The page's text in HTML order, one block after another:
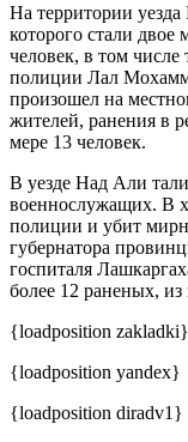
На территории
которого стали
человек, в том числе
полиции Лал
произошел на
жителей, ранения в
мере 13 человек.
В уезде Над Али
военнослужащих. В
полиции и убит
губернатора
госпиталя
более 12 раненых,
{loadposition zakladki}
{loadposition yandex}
{loadposition diradv1}